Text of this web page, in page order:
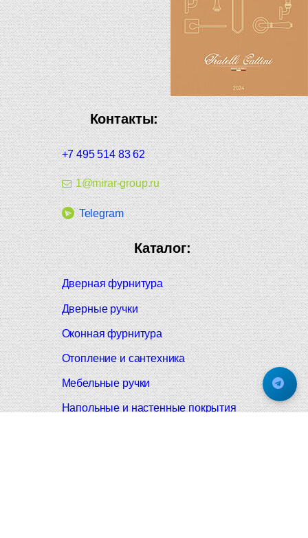
Контакты:
+7 495 514 83 62
1@mirar-group.ru
Telegram
Каталог:
Дверная фурнитура
Дверные ручки
Оконная фурнитура
Отопление и сантехника
Мебельные ручки
Напольные и настенные покрытия